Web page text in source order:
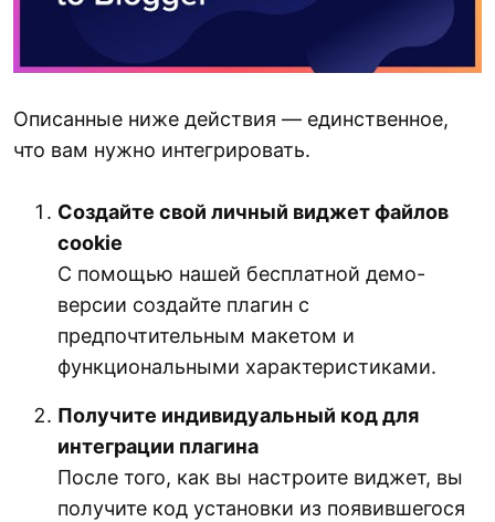
Описанные ниже действия — единственное,
что вам нужно интегрировать.
Создайте свой личный виджет файлов
cookie
С помощью нашей бесплатной демо-
версии создайте плагин с
предпочтительным макетом и
функциональными характеристиками.
Получите индивидуальный код для
интеграции плагина
После того, как вы настроите виджет, вы
получите код установки из появившегося